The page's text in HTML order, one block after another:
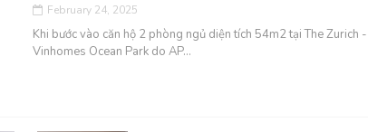
February 24, 2025
Khi bước vào căn hộ 2 phòng ngủ diện tích 54m2 tại The Zurich -
Vinhomes Ocean Park do AP...